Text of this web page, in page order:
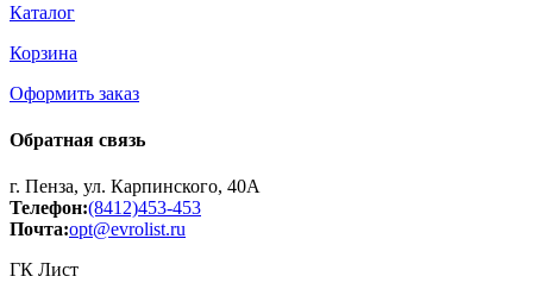
Каталог
Корзина
Оформить заказ
Обратная связь
г. Пенза, ул. Карпинского, 40А
Телефон:(8412)453-453
Почта:opt@evrolist.ru
ГК Лист